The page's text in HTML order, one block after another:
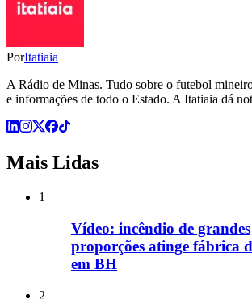
PorItatiaia
A Rádio de Minas. Tudo sobre o futebol
e informações de todo o Estado. A Itatiaia dá
Mais Lidas
1
Vídeo: incêndio de grandes
proporções atinge fábrica
em BH
2